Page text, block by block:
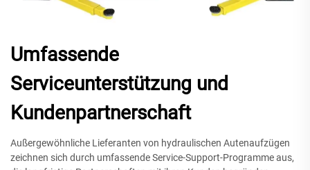
Umfassende
Serviceunterstützung und
Kundenpartnerschaft
Außergewöhnliche Lieferanten von hydraulischen Autenaufzügen
zeichnen sich durch umfassende Service-Support-Programme aus,